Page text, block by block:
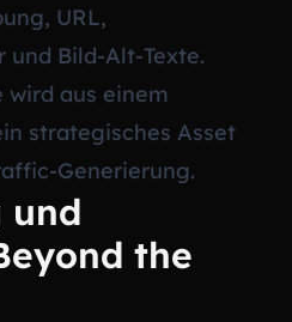
URL,
Bild-Alt-Texte.
wird aus einem
strategisches Asset
Generierung.
und
the